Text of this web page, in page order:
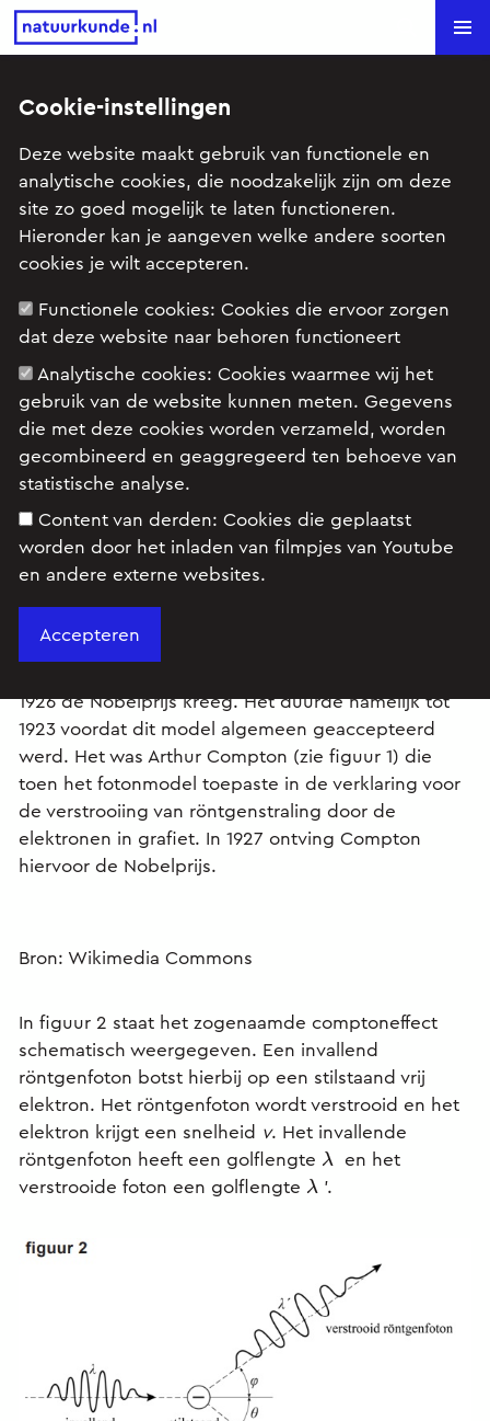
Natuurkunde.nl Search
Compton (VWO examen,2022-
3,opg5)
Onderwerp: Ioniserende straling, radioactiviteit, Kern- &
Deeltjesprocessen (vwo), Kernfysica
Examenopgave VWO, natuurkunde, 2022 tijdvak
3, opgave 5: Compton
In 1905 introduceerde Albert Einstein
1926 de Nobelprijs kreeg. Het duurde namelijk tot
1923 voordat dit model algemeen geaccepteerd
werd. Het was Arthur Compton (zie figuur 1) die
toen het fotonmodel toepaste in de verklaring voor
de verstrooiing van röntgenstraling door de
elektronen in grafiet. In 1927 ontving Compton
hiervoor de Nobelprijs.
Bron: Wikimedia Commons
In figuur 2 staat het zogenaamde comptoneffect
schematisch weergegeven. Een invallend
röntgenfoton botst hierbij op een stilstaand vrij
elektron. Het röntgenfoton wordt verstrooid en het
elektron krijgt een snelheid v. Het invallende
röntgenfoton heeft een golflengte λ
en het
verstrooide foton een golflengte λ ’.
Cookie-instellingen
Deze website maakt gebruik van functionele en
analytische cookies, die noodzakelijk zijn om deze
site zo goed mogelijk te laten functioneren.
Hieronder kan je aangeven welke andere soorten
cookies je wilt accepteren.
Functionele cookies: Cookies die ervoor zorgen
dat deze website naar behoren functioneert
Analytische cookies: Cookies waarmee wij het
gebruik van de website kunnen meten. Gegevens
die met deze cookies worden verzameld, worden
gecombineerd en geaggregeerd ten behoeve van
statistische analyse.
Content van derden: Cookies die geplaatst
worden door het inladen van filmpjes van Youtube
en andere externe websites.